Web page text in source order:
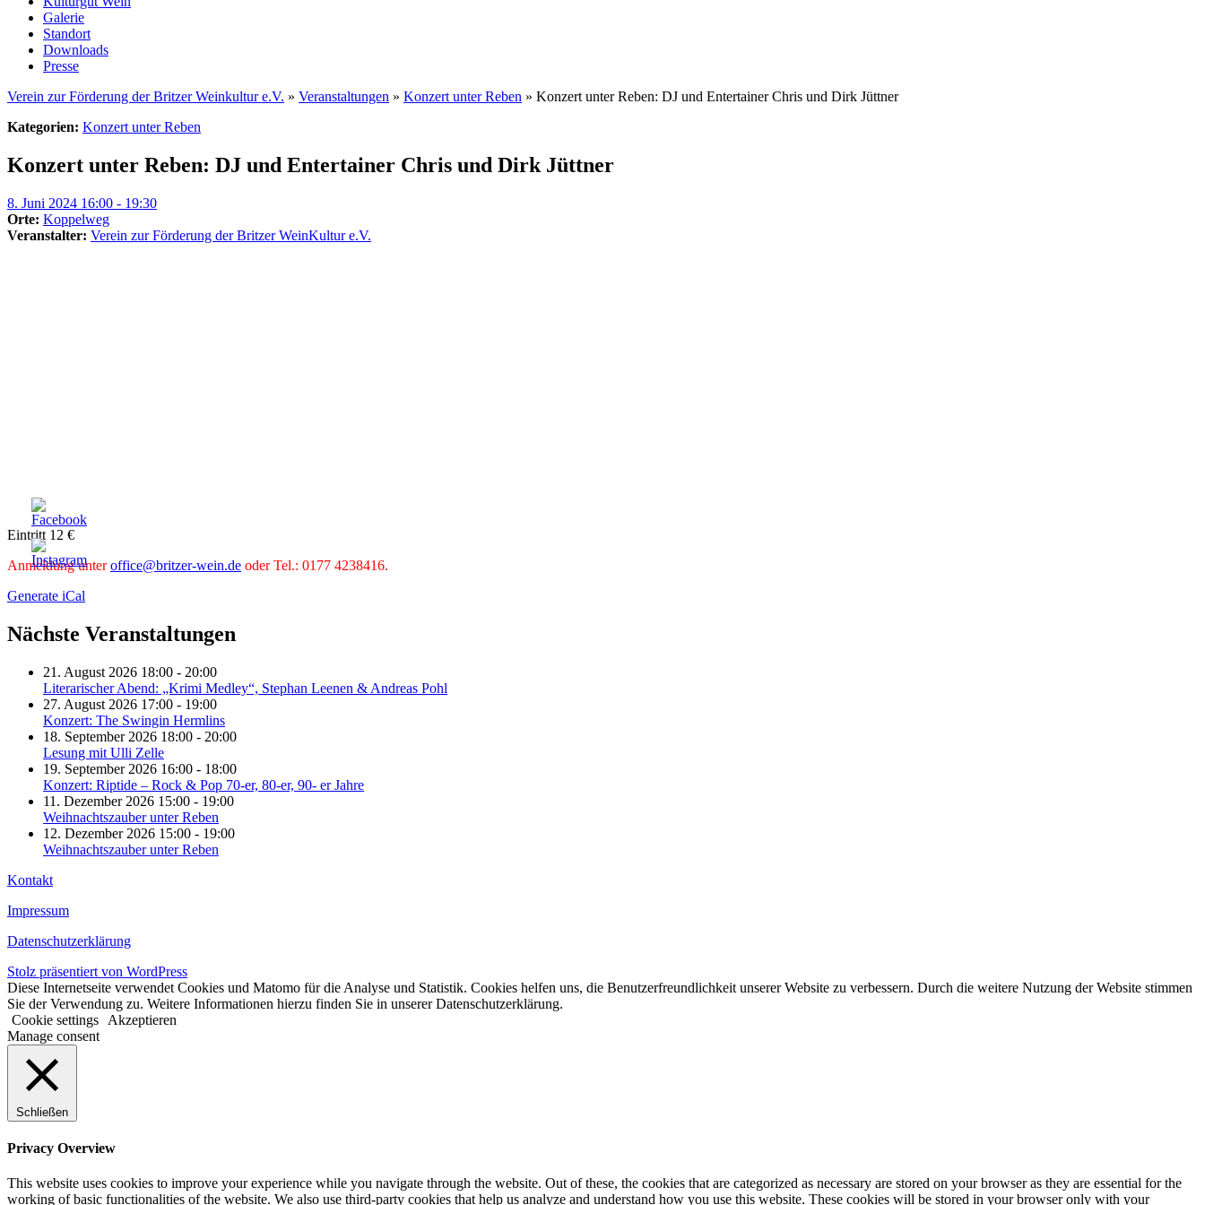
Galerie
Standort
Downloads
Presse
Verein zur Förderung der Britzer Weinkultur e.V. » Veranstaltungen » Konzert unter Reben » Konzert unter Reben: DJ und Entertainer Chris und Dirk Jüttner
Kategorien: Konzert unter Reben
Konzert unter Reben: DJ und Entertainer Chris und Dirk Jüttner
8. Juni 2024 16:00 - 19:30
Orte: Koppelweg
Veranstalter: Verein zur Förderung der Britzer WeinKultur e.V.
Eintritt 12 €
Anmeldung unteroffice@britzer-wein.de oder Tel.: 0177 4238416.
Generate iCal
Nächste Veranstaltungen
21. August 2026 18:00 - 20:00
Literarischer Abend: „Krimi Medley“, Stephan Leenen & Andreas Pohl
27. August 2026 17:00 - 19:00
Konzert: The Swingin Hermlins
18. September 2026 18:00 - 20:00
Lesung mit Ulli Zelle
19. September 2026 16:00 - 18:00
Konzert: Riptide – Rock & Pop 70-er, 80-er, 90- er Jahre
11. Dezember 2026 15:00 - 19:00
Weihnachtszauber unter Reben
12. Dezember 2026 15:00 - 19:00
Weihnachtszauber unter Reben
Kontakt
Impressum
Datenschutzerklärung
Stolz präsentiert von WordPress
Diese Internetseite verwendet Cookies und Matomo für die Analyse und Statistik. Cookies helfen uns, die Benutzerfreundlichkeit unserer Website zu verbessern. Durch die weitere Nutzung der Website stimmen
Sie der Verwendung zu. Weitere Informationen hierzu finden Sie in unserer Datenschutzerklärung.
Cookie settings
Akzeptieren
Manage consent
Schließen
Privacy Overview
This website uses cookies to improve your experience while you navigate through the website. Out of these, the cookies that are categorized as necessary are stored on your browser as they are essential for the
working of basic functionalities of the website. We also use third-party cookies that help us analyze and understand how you use this website. These cookies will be stored in your browser only with your